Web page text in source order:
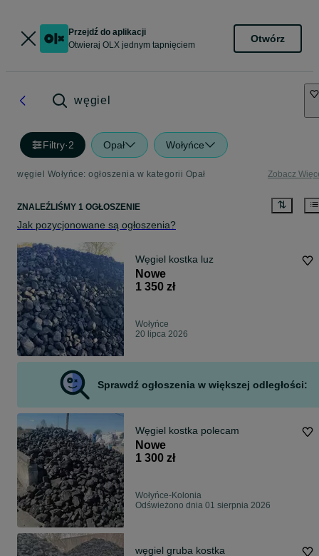
Przejdź do aplikacji
Otwieraj OLX jednym tapnięciem
Otwórz
węgiel
Filtry·2 Opał Wołyńce
węgiel Wołyńce: ogłoszenia w kategorii Opał Zobacz
ZNALEŹLIŚMY 1 OGŁOSZENIE
Jak pozycjonowane są ogłoszenia?
Węgiel kostka luz
Nowe
1 350 zł
Wołyńce
20 lipca 2026
Sprawdź ogłoszenia w większej odległości:
Węgiel kostka polecam
Nowe
1 300 zł
Wołyńce-Kolonia
Odświeżono dnia 01 sierpnia 2026
węgiel gruba kostka